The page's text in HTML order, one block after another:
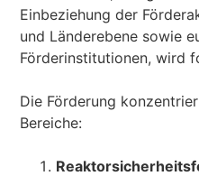
Einbeziehung der
und Länderebene sowie
Förderinstitutionen, wird
Die Förderung
Bereiche: